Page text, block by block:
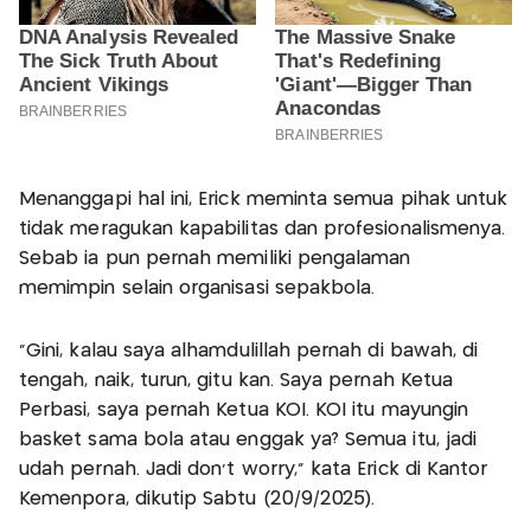
Menanggapi hal ini, Erick meminta semua pihak untuk
tidak meragukan kapabilitas dan profesionalismenya.
Sebab ia pun pernah memiliki pengalaman
memimpin selain organisasi sepakbola.
"Gini, kalau saya alhamdulillah pernah di bawah, di
tengah, naik, turun, gitu kan. Saya pernah Ketua
Perbasi, saya pernah Ketua KOI. KOI itu mayungin
basket sama bola atau enggak ya? Semua itu, jadi
udah pernah. Jadi don't worry," kata Erick di Kantor
Kemenpora, dikutip Sabtu (20/9/2025).